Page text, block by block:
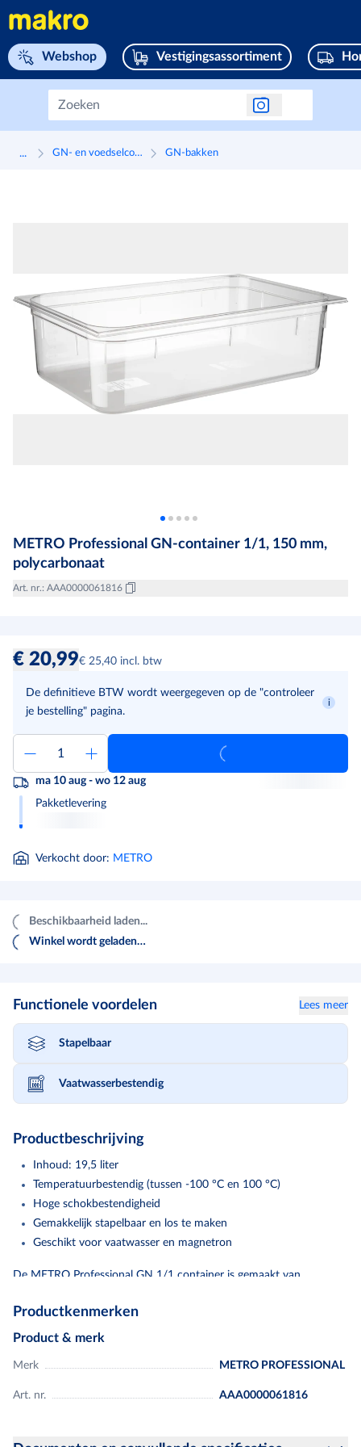
Navigeer naar home page
Webshop Vestigingsassortiment
... GN- en voedselcontainers GN-bakken
METRO Professional GN-container 1/1, 150 mm,
polycarbonaat
Art. nr.: AAA0000061816
€ 20,99€ 25,40 incl. btw
De definitieve BTW wordt weergegeven op de "controleer
je bestelling" pagina.
ma 10 aug - wo 12 aug
Pakketlevering
Verkocht door: METRO
Beschikbaarheid laden...
Winkel wordt geladen…
Functionele voordelen Lees meer
Stapelbaar
Vaatwasserbestendig
Productbeschrijving
Inhoud: 19,5 liter
Temperatuurbestendig (tussen -100 °C en 100 °C)
Hoge schokbestendigheid
Gemakkelijk stapelbaar en los te maken
Geschikt voor vaatwasser en magnetron
De METRO Professional GN 1/1 container is gemaakt van
150 mm hoog, stapelbaar voor handige opslag, vaatwasmachine-
en magnetronbestendig, en kan temperaturen tussen -100 °C en
Productkenmerken
Product & merk
Merk METRO PROFESSIONAL
Art. nr. AAA0000061816